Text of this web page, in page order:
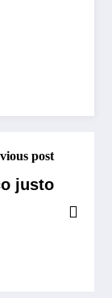
post
justo